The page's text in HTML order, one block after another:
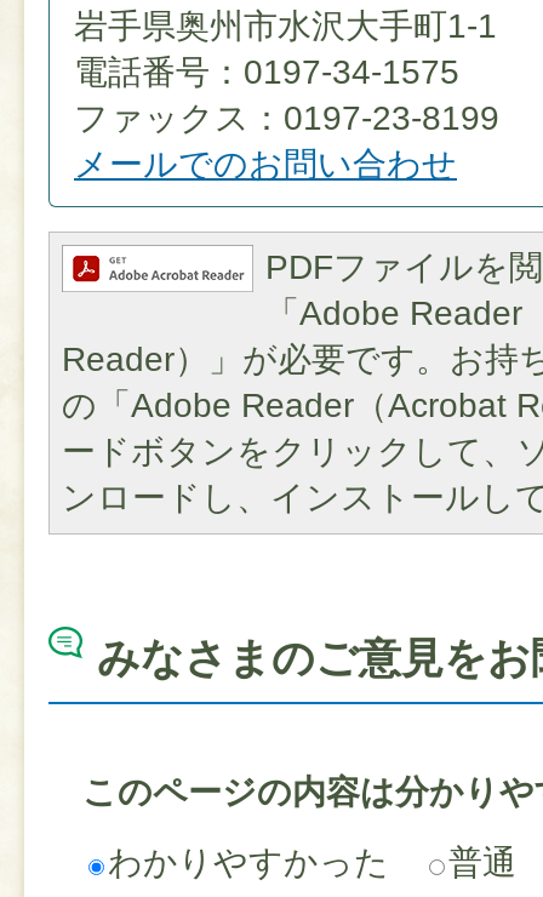
岩手県奥州市水沢大手町1-1
電話番号：0197-34-1575
ファックス：0197-23-8199
メールでのお問い合わせ
PDFファイルを
「Adobe Reader
Reader）」が必要です。お持
の「Adobe Reader（Acrobat
ードボタンをクリックして、
ンロードし、インストールし
みなさまのご意見を
このページの内容は分かり
わかりやすかった
普通